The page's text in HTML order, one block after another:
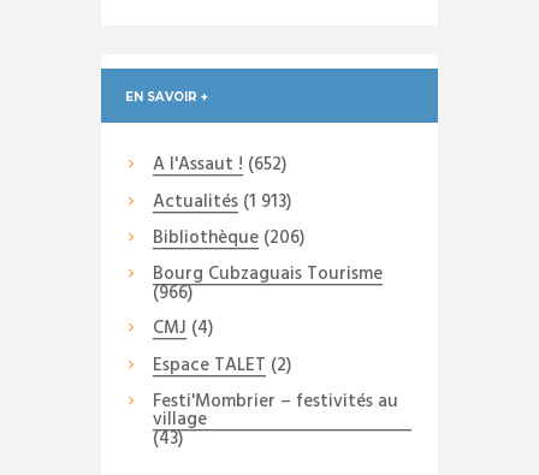
EN SAVOIR +
A l'Assaut ! (652)
Actualités(1 913)
Bibliothèque(206)
Bourg Cubzaguais Tourisme
(966)
CMJ (4)
Espace TALET (2)
Festi'Mombrier – festivités au
village
(43)